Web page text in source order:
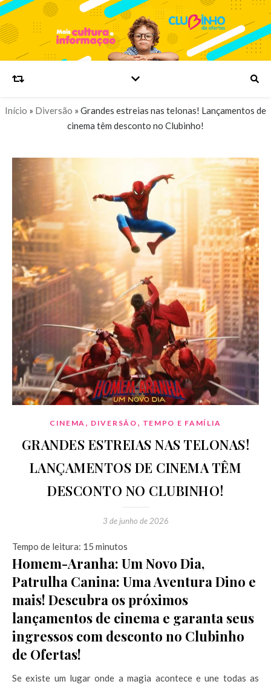
Início » Diversão » Grandes estreias nas telonas! Lançamentos de
cinema têm desconto no Clubinho!
CINEMA , DIVERSÃO , TEMPO E FAMÍLIA
GRANDES ESTREIAS NAS TELONAS!
LANÇAMENTOS DE CINEMA TÊM
DESCONTO NO CLUBINHO!
3 de junho de 2026
Tempo de leitura: 15 minutos
Homem-Aranha: Um Novo Dia,
Patrulha Canina: Uma Aventura Dino e
mais! Descubra os próximos
lançamentos de cinema e garanta seus
ingressos com desconto no Clubinho
de Ofertas!
Se existe um lugar onde a magia acontece e une todas as